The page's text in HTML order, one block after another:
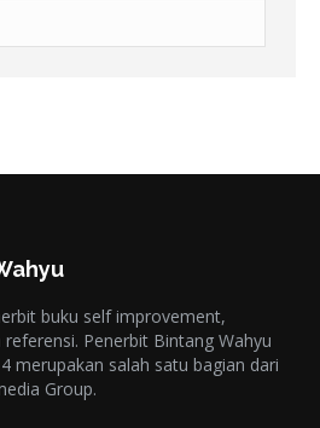
buku self improvement,
Penerbit Bintang Wahyu
merupakan salah satu bagian dari
Group.